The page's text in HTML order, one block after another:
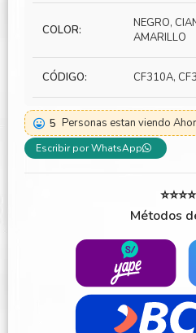
COLOR:
NEGRO,
AMARILLO
CÓDIGO: CF310A,
5 Personas estan viendo
Escribir por WhatsApp
Métodos